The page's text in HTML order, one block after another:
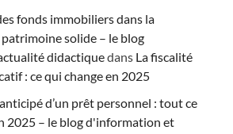
fonds immobiliers dans la
solide – le blog
didactiquedans La fiscalité
: ce qui change en 2025
d’un prêt personnel : tout ce
2025 – le blog d'information et